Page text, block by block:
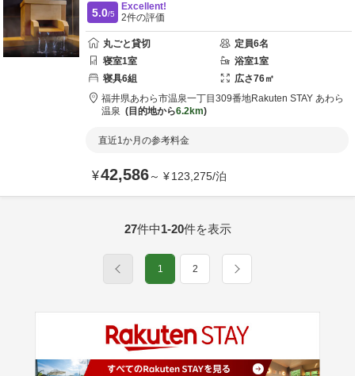
5.0/5
Excellent!
2件の評価
丸ごと貸切 定員6名
寝室1室 浴室1室
寝具6組 広さ76㎡
福井県あわら市温泉一丁目309番地Rakuten STAY あわら
温泉
目的地から6.2km
直近1か月の参考料金
¥42,586～ ¥123,275/泊
27件中1-20件を表示
1 2